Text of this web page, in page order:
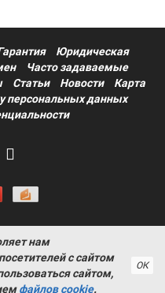
Юридическая
Часто задаваемые
Статьи Новости
Карта
персональных данных
характер и не
положениями
РФ ProtectAuto © 2011-
нам
с сайтом
сайтом,
файлов cookie.
ОК